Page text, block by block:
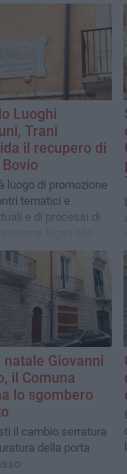
Luoghi
Trani
il recupero di
luogo di promozione
tematici e
e di processi di
territorio, alla
urbana, alla
ambientale,
sociale ed
della città
natale Giovanni
il Comuna
lo sgombero
il cambio serratura
della porta